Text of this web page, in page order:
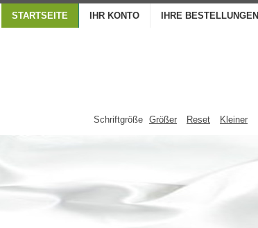
STARTSEITE IHR KONTO IHRE BESTELLUNGEN
Schriftgröße Größer Reset Kleiner